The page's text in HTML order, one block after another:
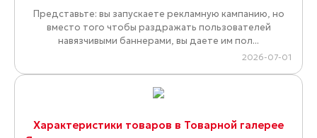
Представьте: вы запускаете рекламную кампанию, но
вместо того чтобы раздражать пользователей
навязчивыми баннерами, вы даете им пол...
2026-07-01
Характеристики товаров в Товарной галерее